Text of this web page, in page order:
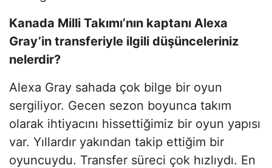
Kanada Milli Takımı’nın kaptanı Alexa
Gray’in transferiyle ilgili düşünceleriniz
nelerdir?
Alexa Gray sahada çok bilge bir oyun
sergiliyor. Gecen sezon boyunca takım
olarak ihtiyacını hissettiğimiz bir oyun yapısı
var. Yıllardır yakından takip ettiğim bir
oyuncuydu. Transfer süreci çok hızlıydı. En